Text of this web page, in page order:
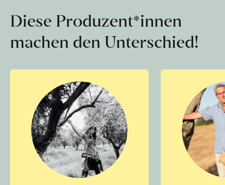
Diese Produzent*innen
machen den Unterschied!